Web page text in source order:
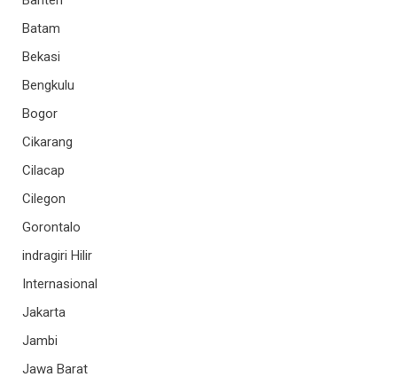
Batam
Bekasi
Bengkulu
Bogor
Cikarang
Cilacap
Cilegon
Gorontalo
indragiri Hilir
Internasional
Jakarta
Jambi
Jawa Barat